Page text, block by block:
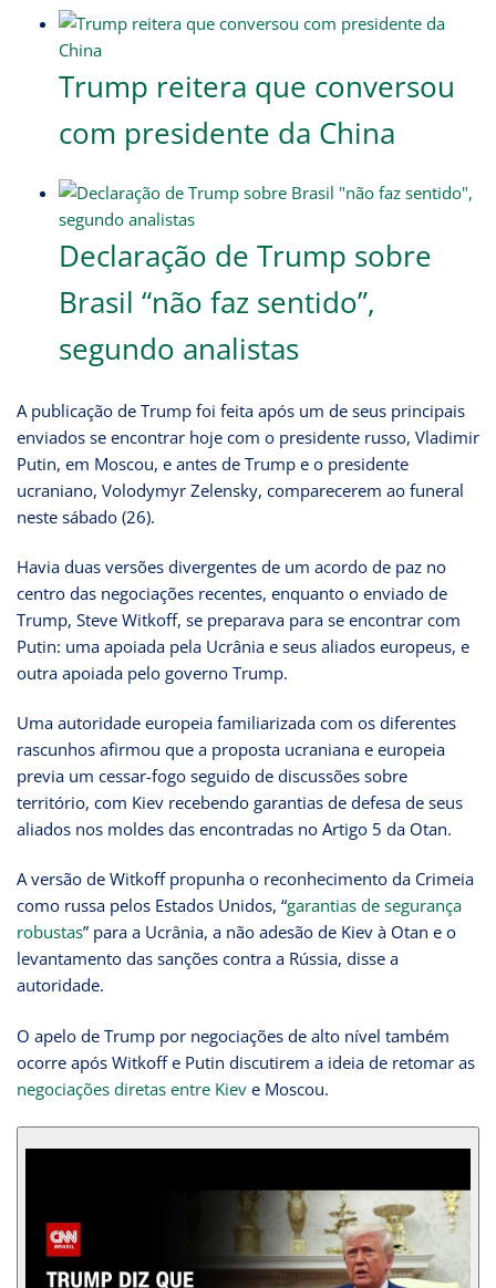
Trump reitera que conversou
com presidente da China
Declaração de Trump sobre
Brasil “não faz sentido”,
segundo analistas
A publicação de Trump foi feita após um de seus principais
enviados se encontrar hoje com o presidente russo, Vladimir
Putin, em Moscou, e antes de Trump e o presidente
ucraniano, Volodymyr Zelensky, comparecerem ao funeral
neste sábado (26).
Havia duas versões divergentes de um acordo de paz no
centro das negociações recentes, enquanto o enviado de
Trump, Steve Witkoff, se preparava para se encontrar com
Putin: uma apoiada pela Ucrânia e seus aliados europeus, e
outra apoiada pelo governo Trump.
Uma autoridade europeia familiarizada com os diferentes
rascunhos afirmou que a proposta ucraniana e europeia
previa um cessar-fogo seguido de discussões sobre
território, com Kiev recebendo garantias de defesa de seus
aliados nos moldes das encontradas no Artigo 5 da Otan.
A versão de Witkoff propunha o reconhecimento da Crimeia
como russa pelos Estados Unidos, “garantias de segurança
robustas” para a Ucrânia, a não adesão de Kiev à Otan e o
levantamento das sanções contra a Rússia, disse a
autoridade.
O apelo de Trump por negociações de alto nível também
ocorre após Witkoff e Putin discutirem a ideia de retomar as
negociações diretas entre Kiev e Moscou.